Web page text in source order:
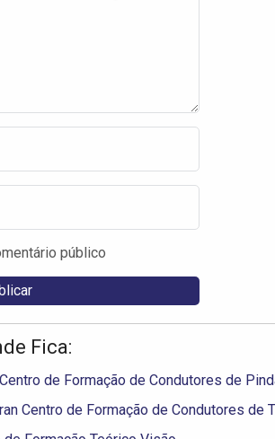
público
Fica:
de Formação de Condutores de
Centro de Formação de Condutores de